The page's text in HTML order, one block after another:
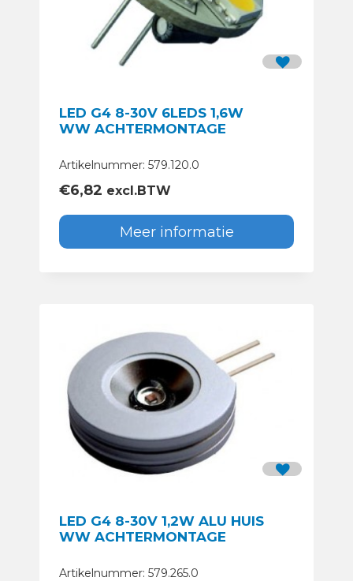
LED G4 8-30V 6LEDS 1,6W
WW ACHTERMONTAGE
Artikelnummer: 579.120.0
€6,82 excl.BTW
Meer informatie
LED G4 8-30V 1,2W ALU HUIS
WW ACHTERMONTAGE
Artikelnummer: 579.265.0